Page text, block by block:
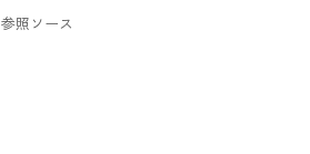
参照ソース